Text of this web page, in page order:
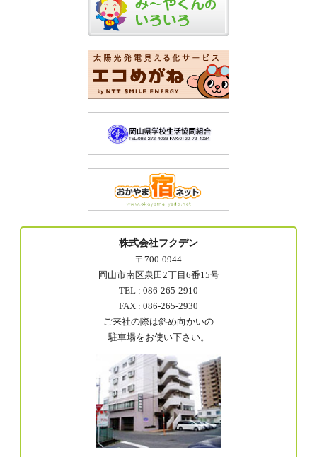
株式会社フクデン
〒700-0944
岡山市南区泉田2丁目6番15号
TEL : 086-265-2910
FAX : 086-265-2930
ご来社の際は斜め向かいの
駐車場をお使い下さい。